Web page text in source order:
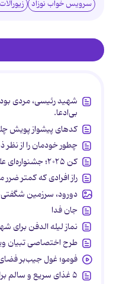
سرویس خواب نوزاد
شهید رئیسی، مردی
بی‌ادعا.
کدهای پیشواز پویش
چطور خودمان را از نظر ذهنی ۳۸ برابر
کن ۲۰۲۵؛ جشنواره‌ای علیه خانواده
راز افرادی که کمتر
دورود، سرزمین
جان فدا
نماز لیله الدفن برای
طرح اختصاصی تبیان
فومو؛ غول جیب‌بر
۵ غذای سریع و سالم برای طبیعت‌گردی